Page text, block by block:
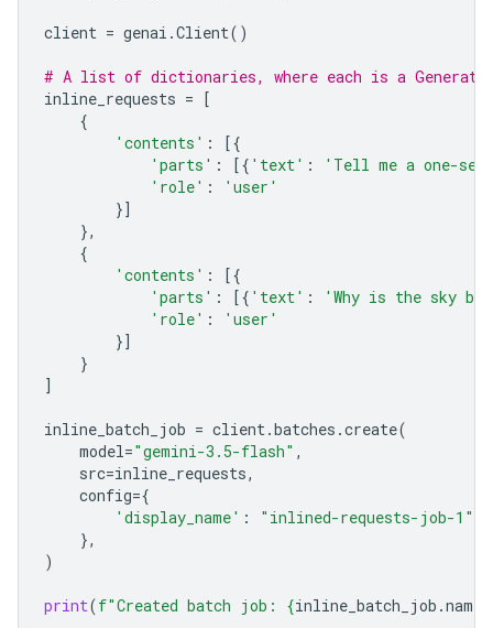
client = genai .Client()
# A list of dictionaries, where each is a
inline_requests = [
{
'contents' :
[{
'parts' : [{ 'text' :
'Tell me a one-
'role' :
'user'
}]
},
{
'contents' :
[{
'parts' : [{ 'text' :
'Why is the sky
'role' :
'user'
}]
}
]
inline_batch_job = client.batches .create(
model="gemini-3.5-flash" ,
src=inline_requests,
config={
'display_name' : "inlined-requests-job-1"
},
)
print(f"Created batch job: {inline_batch_job .name